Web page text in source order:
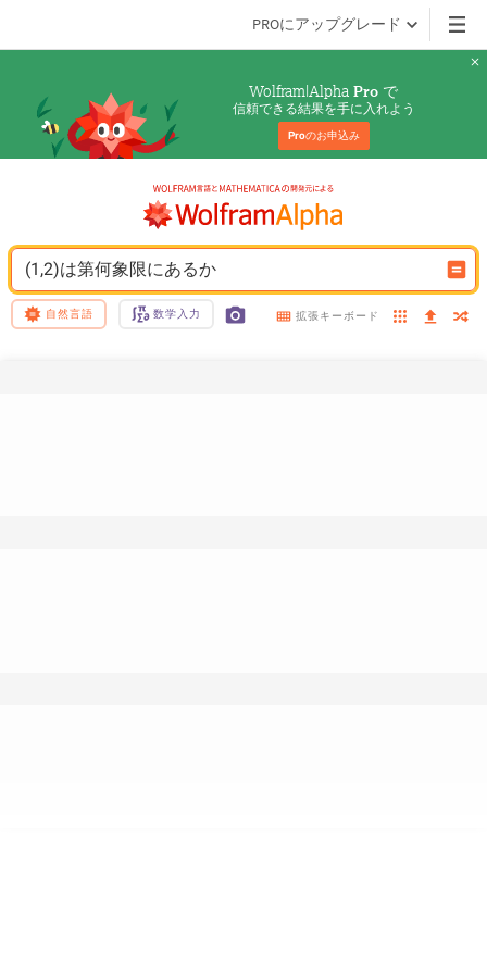
PROにアップグレード
Wolfram|Alpha Pro で
信頼できる結果を手に入れよう
Proのお申込み
(1,2)は第何象限にあるか
自然言語 数学入力 拡張キーボード